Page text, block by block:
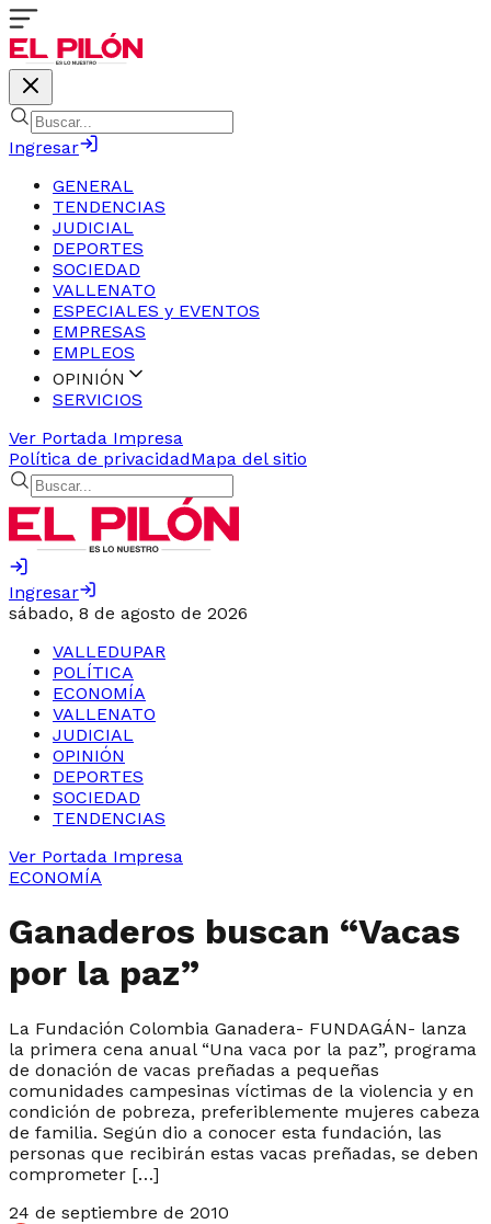
Ingresar
GENERAL
TENDENCIAS
JUDICIAL
DEPORTES
SOCIEDAD
VALLENATO
ESPECIALES y EVENTOS
EMPRESAS
EMPLEOS
OPINIÓN
SERVICIOS
Ver Portada Impresa
Política de privacidadMapa del sitio
Ingresar
sábado, 8 de agosto de 2026
VALLEDUPAR
POLÍTICA
ECONOMÍA
VALLENATO
JUDICIAL
OPINIÓN
DEPORTES
SOCIEDAD
TENDENCIAS
Ver Portada Impresa
ECONOMÍA
Ganaderos buscan “Vacas
por la paz”
La Fundación Colombia Ganadera- FUNDAGÁN- lanza
la primera cena anual “Una vaca por la paz”, programa
de donación de vacas preñadas a pequeñas
comunidades campesinas víctimas de la violencia y en
condición de pobreza, preferiblemente mujeres cabeza
de familia. Según dio a conocer esta fundación, las
personas que recibirán estas vacas preñadas, se deben
comprometer […]
24 de septiembre de 2010